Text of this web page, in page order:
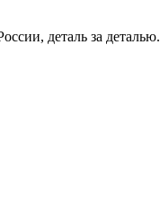
деталь за деталью.